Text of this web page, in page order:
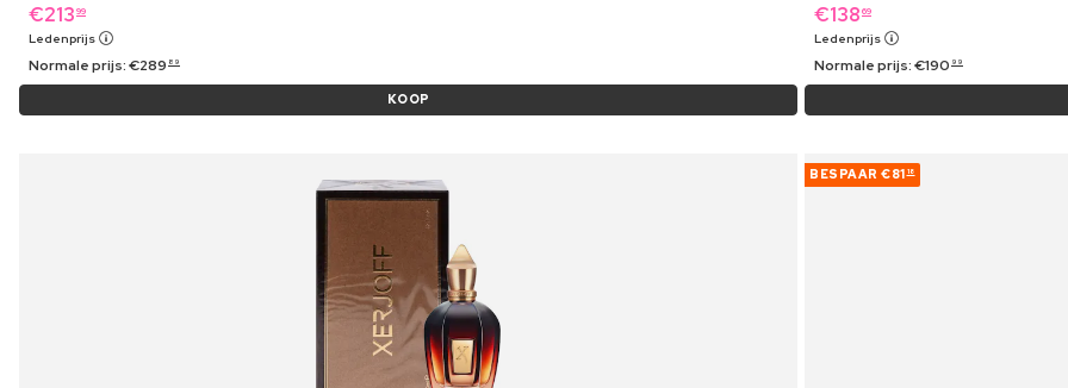
€213 99
Ledenprijs
Normale prijs:€289 89
KOOP
€138 69
Ledenprijs
Normale prijs:€190 99
BESPAAR €81 18